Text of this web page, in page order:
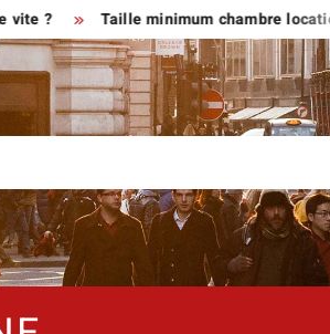
Taille minimum chambre location en